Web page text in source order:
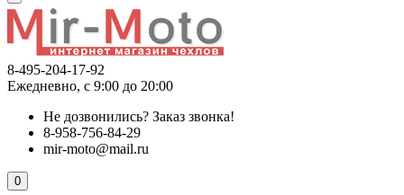
8-495-204-17-92
Ежедневно, с 9:00 до 20:00
Не дозвонились? Заказ звонка!
8-958-756-84-29
mir-moto@mail.ru
0